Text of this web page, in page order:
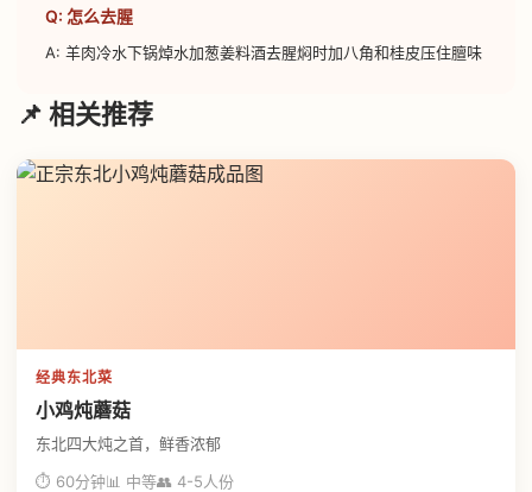
Q: 怎么去腥
A: 羊肉冷水下锅焯水加葱姜料酒去腥焖时加八角和桂皮压住膻味
📌 相关推荐
经典东北菜
小鸡炖蘑菇
东北四大炖之首，鲜香浓郁
⏱ 60分钟📊 中等👥 4-5人份